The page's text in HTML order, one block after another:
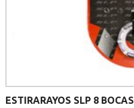
ESTIRARAYOS SLP 8 BOCAS